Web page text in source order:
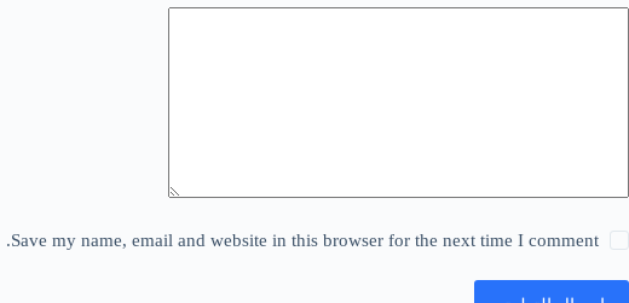
Save my name, email and website in this browser for the next time I comment.